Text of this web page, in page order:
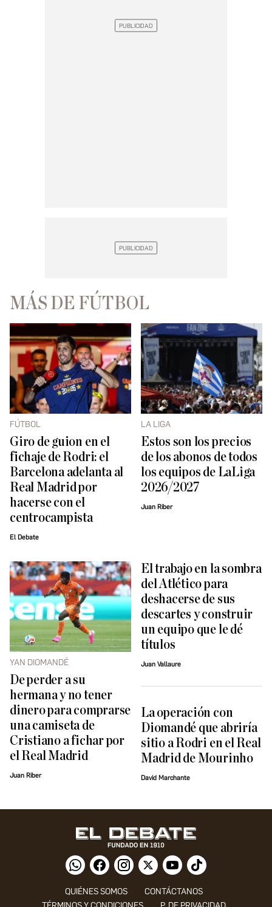
MÁS DE FÚTBOL
FÚTBOL
Giro de guion en el
fichaje de Rodri: el
Barcelona adelanta al
Real Madrid por
hacerse con el
centrocampista
El Debate
LA LIGA
Estos son los precios
de los abonos de todos
los equipos de LaLiga
2026/2027
Juan Riber
YAN DIOMANDÉ
De perder a su
hermana y no tener
dinero para comprarse
una camiseta de
Cristiano a fichar por
el Real Madrid
Juan Riber
El trabajo en la sombra
del Atlético para
deshacerse de sus
descartes y construir
un equipo que le dé
títulos
Juan Vallaure
La operación con
Diomandé que abriría
sitio a Rodri en el Real
Madrid de Mourinho
David Marchante
QUIÉNES SOMOS
CONTÁCTANOS